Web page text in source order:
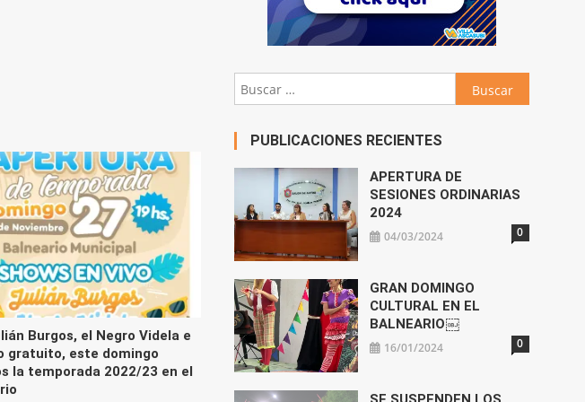
el
volumen.
Burgos, el Negro Videla e
gratuito, este domingo
la temporada 2022/23 en el
Buscar:
PUBLICACIONES RECIENTES
APERTURA DE
SESIONES ORDINARIAS
2024
04/03/2024 0
GRAN DOMINGO
CULTURAL EN EL
BALNEARIO￼
16/01/2024 0